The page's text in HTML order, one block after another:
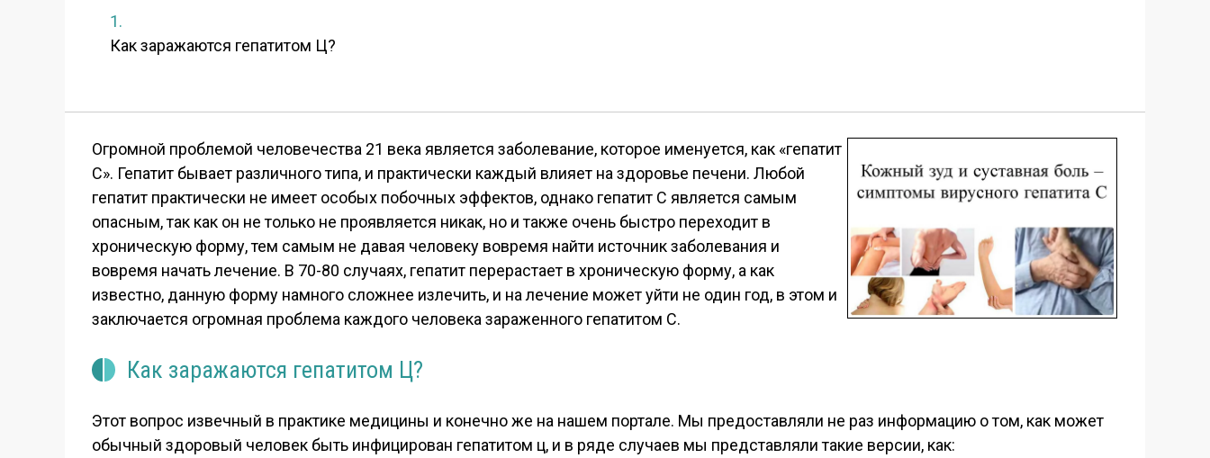
Как заражаются гепатитом Ц?
Огромной проблемой человечества 21 века является заболевание, которое именуется, как «гепатит
С». Гепатит бывает различного типа, и практически каждый влияет на здоровье печени. Любой
гепатит практически не имеет особых побочных эффектов, однако гепатит С является самым
опасным, так как он не только не проявляется никак, но и также очень быстро переходит в
хроническую форму, тем самым не давая человеку вовремя найти источник заболевания и
вовремя начать лечение. В 70-80 случаях, гепатит перерастает в хроническую форму, а как
известно, данную форму намного сложнее излечить, и на лечение может уйти не один год, в этом и
заключается огромная проблема каждого человека зараженного гепатитом С.
Как заражаются гепатитом Ц?
Этот вопрос извечный в практике медицины и конечно же на нашем портале. Мы предоставляли не раз информацию о том, как может
обычный здоровый человек быть инфицирован гепатитом ц, и в ряде случаев мы представляли такие версии, как: